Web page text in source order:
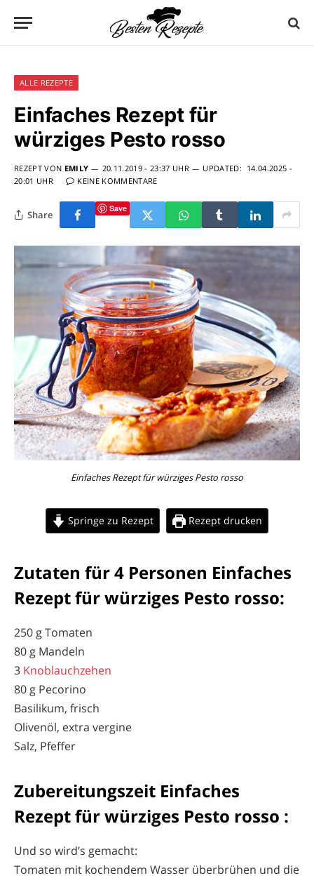
ALLE REZEPTE
Einfaches Rezept für
würziges Pesto rosso
REZEPT VON EMILY 20.11.2019 - 23:37 UHR UPDATED: 14.04.2025 -
20:01 UHR
KEINE KOMMENTARE
Share Save
Einfaches Rezept für würziges Pesto rosso
Springe zu Rezept Rezept drucken
Zutaten für 4 Personen Einfaches
Rezept für würziges Pesto rosso:
250 g Tomaten
80 g Mandeln
3 Knoblauchzehen
80 g Pecorino
Basilikum, frisch
Olivenöl, extra vergine
Salz, Pfeffer
Zubereitungszeit Einfaches
Rezept für würziges Pesto rosso :
Und so wird’s gemacht:
Tomaten mit kochendem Wasser überbrühen und die